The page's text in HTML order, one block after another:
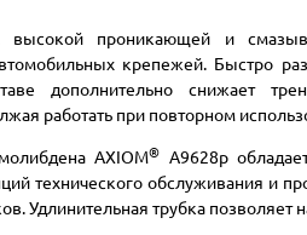
высокой проникающей и
крепежей. Быстро
дополнительно снижает
работать при повторном
AXIOM® A9628p
технического обслуживания и
Удлинительная трубка позволяет